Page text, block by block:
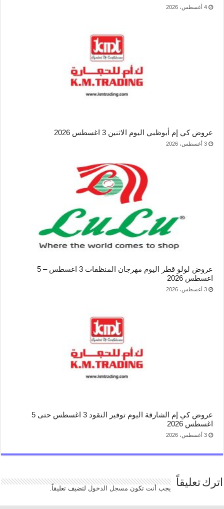
4 أغسطس، 2026
عروض كي إم أبوظبي اليوم الاثنين 3 اغسطس 2026
3 أغسطس، 2026
عروض لولو قطر اليوم مهرجان المنظفات 3 اغسطس – 5
اغسطس 2026
3 أغسطس، 2026
عروض كي إم الشارقة اليوم توفير النقود 3 اغسطس حتى 5
اغسطس 2026
3 أغسطس، 2026
اترك تعليقاً يجب أنت تكون مسجل الدخوللتضيف تعليقاً.